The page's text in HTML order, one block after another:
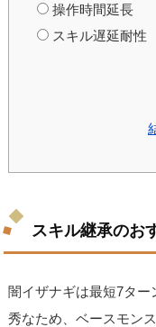
操作時間延長
スキル遅延耐性
スキル継承のお
闇イザナギは最短7タ
秀なため、ベースモン